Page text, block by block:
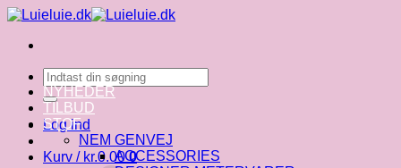
Fortsæt
indhold
Søg
efter:
Log ind
Kurv / kr.0.00 0
NYHEDER
TILBUD
STOF
NEM GENVEJ
ACCESSORIES